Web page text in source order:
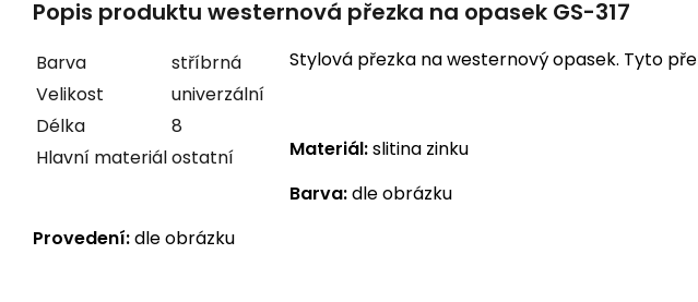
Popis produktu westernová přezka na opasek GS-317
Barva
stříbrná
Velikost
univerzální
Délka
8
Hlavní materiálostatní
Stylová přezka na westernový opasek. Tyto
Materiál:slitina zinku
Barva:dle obrázku
Provedení:dle obrázku